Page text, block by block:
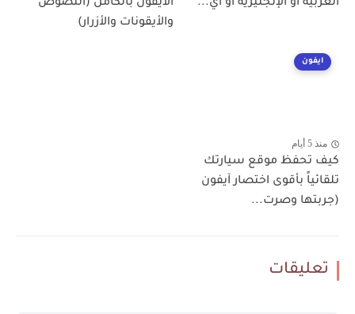
العربية أو الإنجليزية أو أي...
الآيفون بالكامل (النصوص
والأيقونات والأزرار)
ايفون
منذ 5 أيام
كيف تحفظ موقع سيارتك
تلقائياً بأقوى اختصار آيفون
(جربتها وصرت...
تعليقات